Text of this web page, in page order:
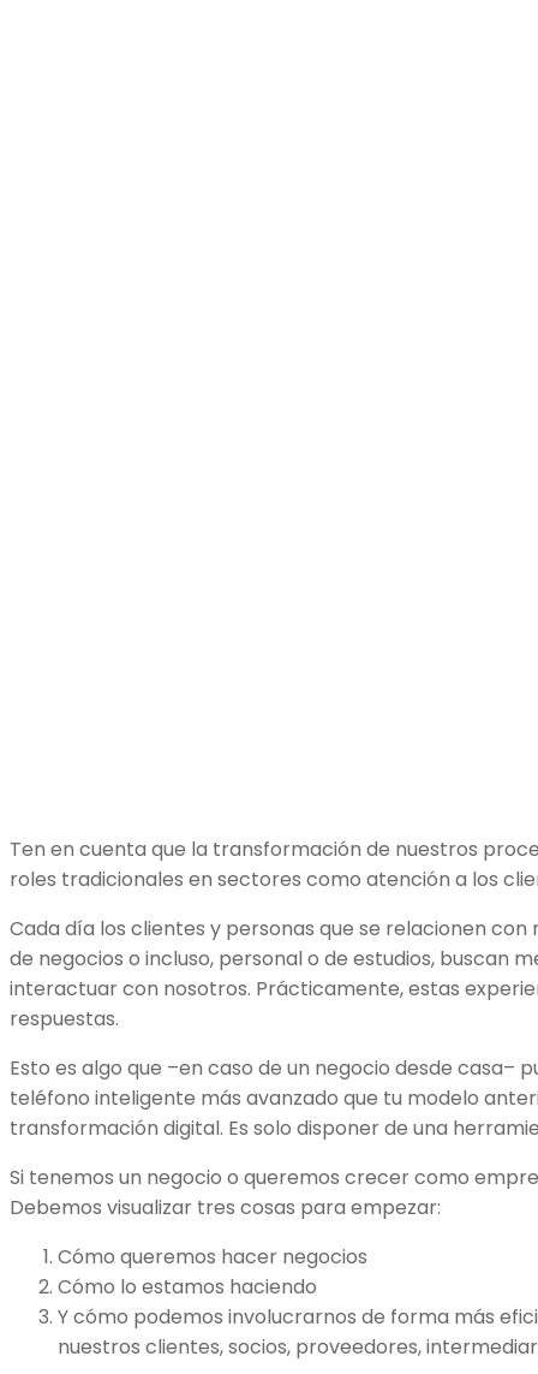
Ten en cuenta que la transformación de nuestros
roles tradicionales en sectores como atención a los
Cada día los clientes y personas que se relacionen
de negocios o incluso, personal o de estudios, buscan
interactuar con nosotros. Prácticamente, estas
respuestas.
Esto es algo que –en caso de un negocio desde casa–
teléfono inteligente más avanzado que tu modelo
transformación digital. Es solo disponer de una
Si tenemos un negocio o queremos crecer como
Debemos visualizar tres cosas para empezar:
Cómo queremos hacer negocios
Cómo lo estamos haciendo
Y cómo podemos involucrarnos de forma más
nuestros clientes, socios, proveedores,